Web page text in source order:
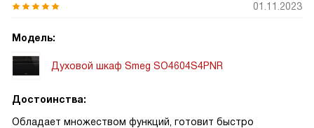
01.11.2023
Модель:
Духовой шкаф Smeg SO4604S4PNR
Достоинства:
Обладает множеством функций, готовит быстро